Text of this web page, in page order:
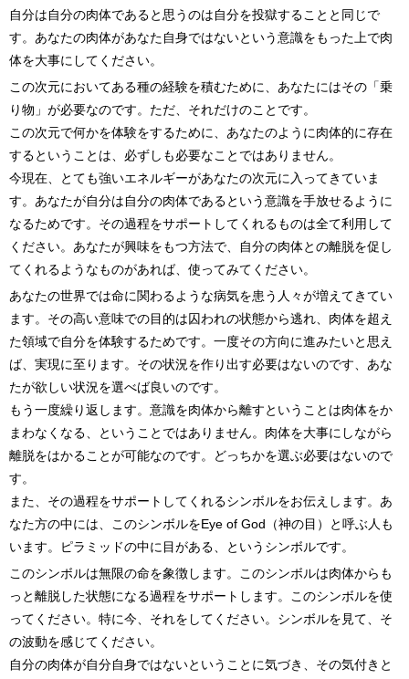
自分は自分の肉体であると思うのは自分を投獄することと同じで
す。あなたの肉体があなた自身ではないという意識をもった上で肉
体を大事にしてください。
この次元においてある種の経験を積むために、あなたにはその「乗
り物」が必要なのです。ただ、それだけのことです。
この次元で何かを体験をするために、あなたのように肉体的に存在
するということは、必ずしも必要なことではありません。
今現在、とても強いエネルギーがあなたの次元に入ってきていま
す。あなたが自分は自分の肉体であるという意識を手放せるように
なるためです。その過程をサポートしてくれるものは全て利用して
ください。あなたが興味をもつ方法で、自分の肉体との離脱を促し
てくれるようなものがあれば、使ってみてください。
あなたの世界では命に関わるような病気を患う人々が増えてきてい
ます。その高い意味での目的は囚われの状態から逃れ、肉体を超え
た領域で自分を体験するためです。一度その方向に進みたいと思え
ば、実現に至ります。その状況を作り出す必要はないのです、あな
たが欲しい状況を選べば良いのです。
もう一度繰り返します。意識を肉体から離すということは肉体をか
まわなくなる、ということではありません。肉体を大事にしながら
離脱をはかることが可能なのです。どっちかを選ぶ必要はないので
す。
また、その過程をサポートしてくれるシンボルをお伝えします。あ
なた方の中には、このシンボルをEye of God（神の目）と呼ぶ人も
います。ピラミッドの中に目がある、というシンボルです。
このシンボルは無限の命を象徴します。このシンボルは肉体からも
っと離脱した状態になる過程をサポートします。このシンボルを使
ってください。特に今、それをしてください。シンボルを見て、そ
の波動を感じてください。
自分の肉体が自分自身ではないということに気づき、その気付きと